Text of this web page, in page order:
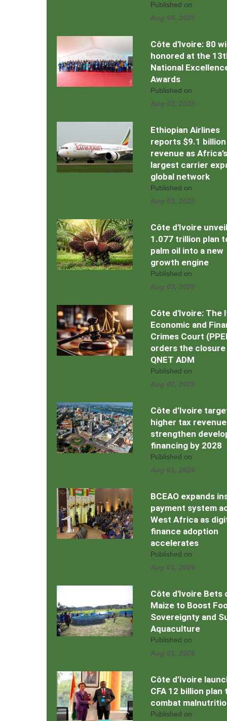
Published on
Aug 04, 2026
Côte d'Ivoire: 80
honored at the
National
Awards
Published on
Aug 03, 2026
Ethiopian Airlines
reports $9.1 billion
revenue as Africa’s
largest carrier
global network
Published on
Aug 03, 2026
Côte d'Ivoire
1.077 trillion plan
palm oil into a new
growth engine
Published on
Aug 03, 2026
Côte d'Ivoire: The
Economic and
Crimes Court
orders the
QNET ADM
Published on
Aug 02, 2026
Côte d’Ivoire
higher tax
strengthen
financing by 2028
Published on
Aug 01, 2026
BCEAO expands
payment system
West Africa as
finance adoption
accelerates
Published on
Aug 01, 2026
Côte d'Ivoire Bets
Maize to Boost
Sovereignty and
Aquaculture
Published on
Aug 01, 2026
Côte d’Ivoire
CFA 12 billion plan
combat
Published on